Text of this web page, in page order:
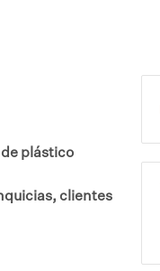
plástico
clientes